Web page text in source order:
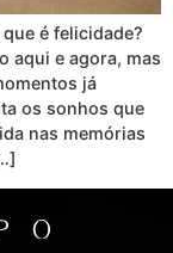
é felicidade?
aqui e agora, mas
já
os sonhos que
nas memórias